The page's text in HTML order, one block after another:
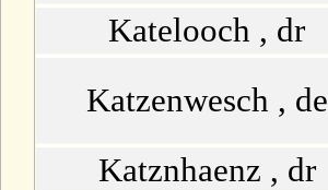
Katelooch , dr
Katzenwesch , de
Katznhaenz , dr